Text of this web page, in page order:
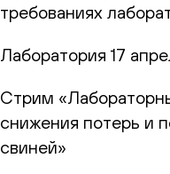
требованиях
Лаборатория 17
Стрим
снижения потерь и
свиней»